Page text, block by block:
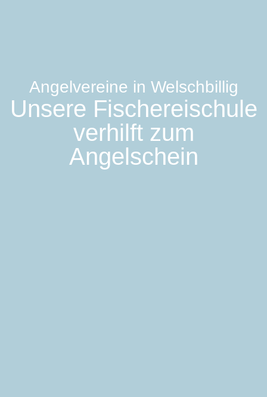
Angelvereine in Welschbillig
Unsere Fischereischule
verhilft zum
Angelschein